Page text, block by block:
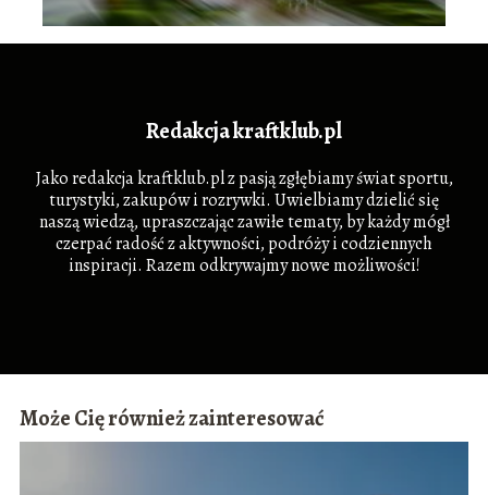
Redakcja kraftklub.pl
Jako redakcja kraftklub.pl z pasją zgłębiamy świat sportu,
turystyki, zakupów i rozrywki. Uwielbiamy dzielić się
naszą wiedzą, upraszczając zawiłe tematy, by każdy mógł
czerpać radość z aktywności, podróży i codziennych
inspiracji. Razem odkrywajmy nowe możliwości!
Może Cię również zainteresować